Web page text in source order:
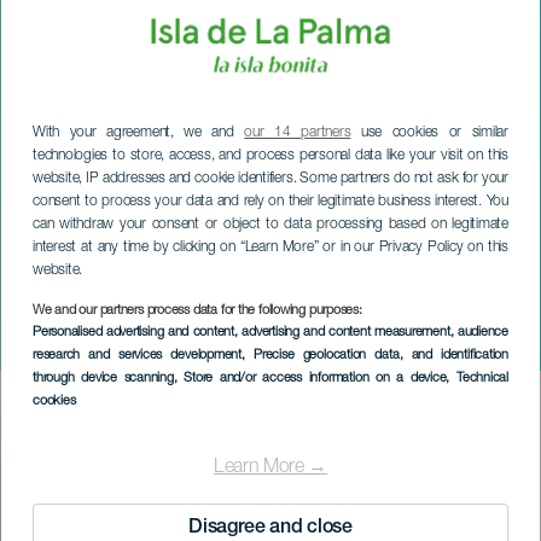
With your agreement, we andour 14 partnersuse cookies or similar
technologies to store, access, and process personal data like your visit on this
website, IP addresses and cookie identifiers. Some partners do not ask for your
consent to process your data and rely on their legitimate business interest. You
can withdraw your consent or object to data processing based on legitimate
interest at any time by clicking on “Learn More” or in our Privacy Policy on this
website.
We and our partners process data for the following purposes:
Personalised advertising and content, advertising and content measurement, audience
research and services development, Precise geolocation data, and identification
through device scanning, Store and/or access information on a device, Technical
cookies
Learn More →
Disagree and close
Petite Lorena
LA PALMA
Imagen